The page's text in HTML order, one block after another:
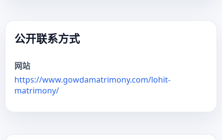
公开联系方式
网站
https://www.gowdamatrimony.com/lohit-
matrimony/